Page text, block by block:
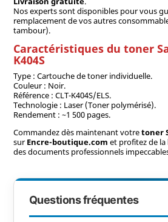
Nos experts sont disponibles pour vous
remplacement de vos autres
tambour).
Caractéristiques du toner
K404S
Type : Cartouche de toner individuelle.
Couleur : Noir.
Référence : CLT-K404S/ELS.
Technologie : Laser (Toner polymérisé).
Rendement : ~1 500 pages.
Commandez dès maintenant votretoner
surEncre-boutique.com et profitez de la
des documents professionnels
Questions fréquentes